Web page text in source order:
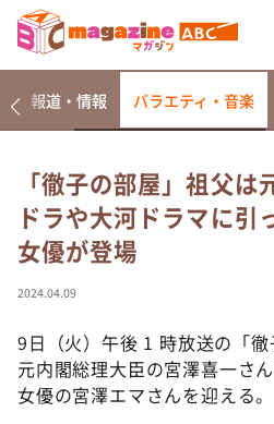
なるみ・岡村の過ぎるTV
相席食堂
これ余談なんですけど・・・
て真剣です
探偵！ナイトスクープ
news おかえり
報道・情報 バラエティ・音楽
「徹子の部屋」祖父
ドラや大河ドラマに引
女優が登場
2024.04.09
9日（火）午後 1 時放送の「徹
元内閣総理大臣の宮澤喜一さ
女優の宮澤エマさんを迎える。